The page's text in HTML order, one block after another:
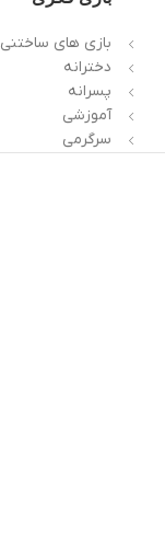
بازی های ساختنی
دخترانه
پسرانه
آموزشی
سرگرمی